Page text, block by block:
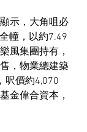
示，大角咀必
幢，以約7.49
風集團持有，
，物業總建築
呎價約4,070
金偉合資本，